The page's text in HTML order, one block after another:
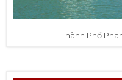
Thành Phố